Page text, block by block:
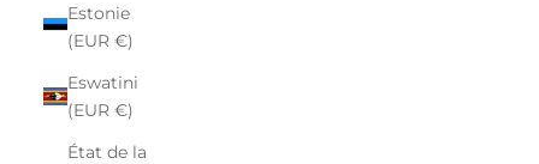
Estonie
(EUR €)
Eswatini
(EUR €)
État de la